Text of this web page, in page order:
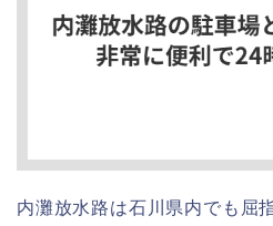
内灘放水路は石川県内でも屈